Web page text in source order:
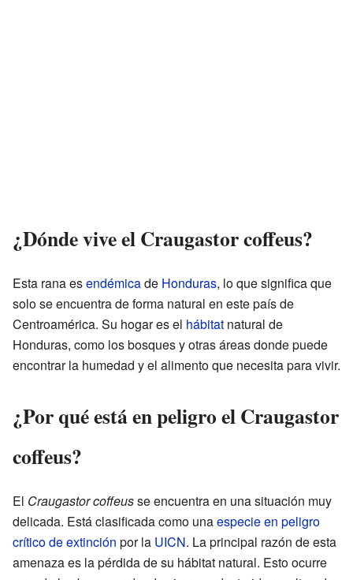
¿Dónde vive el Craugastor coffeus?
Esta rana esendémicade Honduras, lo que significa que
solo se encuentra de forma natural en este país de
Centroamérica. Su hogar es el hábitat natural de
Honduras, como los bosques y otras áreas donde puede
encontrar la humedad y el alimento que necesita para vivir.
¿Por qué está en peligro el Craugastor
coffeus?
El Craugastor coffeusse encuentra en una situación muy
delicada. Está clasificada como unaespecie en peligro
crítico de extinción por la UICN. La principal razón de esta
amenaza es la pérdida de su hábitat natural. Esto ocurre